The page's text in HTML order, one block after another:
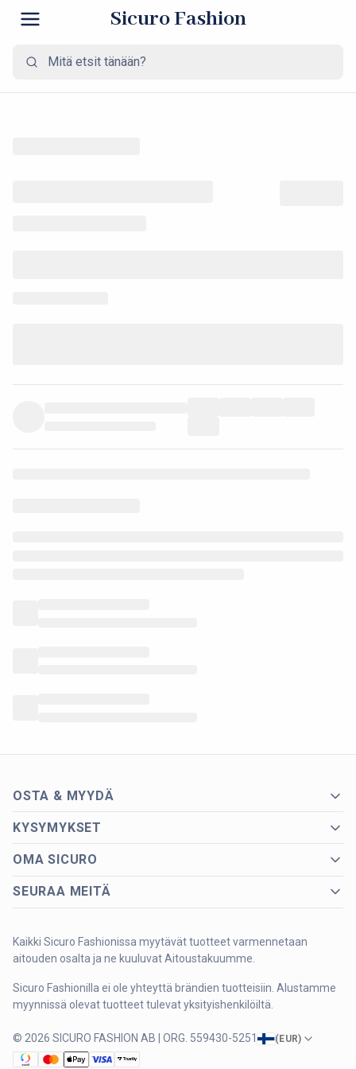
Sicuro Fashion
OSTA & MYYDÄ
KYSYMYKSET
OMA SICURO
SEURAA MEITÄ
Kaikki Sicuro Fashionissa myytävät tuotteet varmennetaan
aitouden osalta ja ne kuuluvat Aitoustakuumme.
Sicuro Fashionilla ei ole yhteyttä brändien tuotteisiin. Alustamme
myynnissä olevat tuotteet tulevat yksityishenkilöiltä.
© 2026 SICURO FASHION AB | ORG. 559430-5251 (EUR)